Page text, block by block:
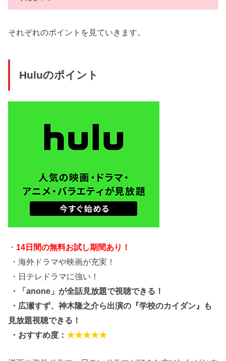
それぞれのポイントを見ていきます。
Huluのポイント
・ 14日間の無料お試し期間あり！
・海外ドラマや映画が充実！
・日テレドラマに強い！
・「anone」が全話見放題で視聴できる！
・広瀬すず、神木隆之介ら出演の『学校のカイダン』も
見放題視聴できる！
・おすすめ度：★★★★★